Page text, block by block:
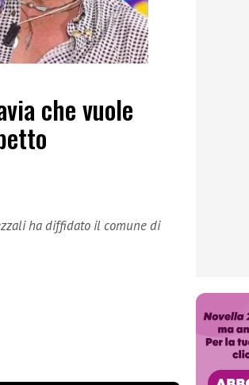
che vuole
ha diffidato il comune di